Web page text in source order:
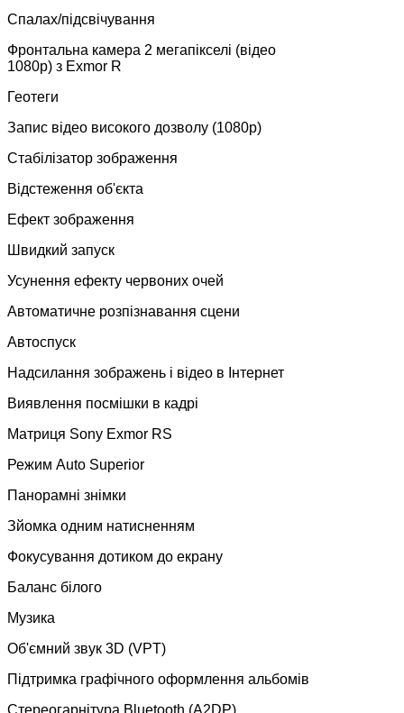
Спалах/підсвічування
Фронтальна камера 2 мегапікселі (відео
1080p) з Exmor R
Геотеги
Запис відео високого дозволу (1080p)
Стабілізатор зображення
Відстеження об'єкта
Ефект зображення
Швидкий запуск
Усунення ефекту червоних очей
Автоматичне розпізнавання сцени
Автоспуск
Надсилання зображень і відео в Інтернет
Виявлення посмішки в кадрі
Матриця Sony Exmor RS
Режим Auto Superior
Панорамні знімки
Зйомка одним натисненням
Фокусування дотиком до екрану
Баланс білого
Музика
Об'ємний звук 3D (VPT)
Підтримка графічного оформлення альбомів
Стереогарнітура Bluetooth (A2DP)